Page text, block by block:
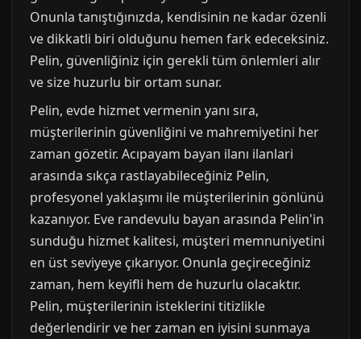
Onunla tanıştığınızda, kendisinin ne kadar özenli
ve dikkatli biri olduğunu hemen fark edeceksiniz.
Pelin, güvenliğiniz için gerekli tüm önlemleri alır
ve size huzurlu bir ortam sunar.
Pelin, evde hizmet vermenin yanı sıra,
müşterilerinin güvenliğini ve mahremiyetini her
zaman gözetir. Acıpayam bayan ilanı ilanlari
arasında sıkça rastlayabileceğiniz Pelin,
profesyonel yaklaşımı ile müşterilerinin gönlünü
kazanıyor. Eve randevulu bayan arasında Pelin'in
sunduğu hizmet kalitesi, müşteri memnuniyetini
en üst seviyeye çıkarıyor. Onunla geçireceğiniz
zaman, hem keyifli hem de huzurlu olacaktır.
Pelin, müşterilerinin isteklerini titizlikle
değerlendirir ve her zaman en iyisini sunmaya